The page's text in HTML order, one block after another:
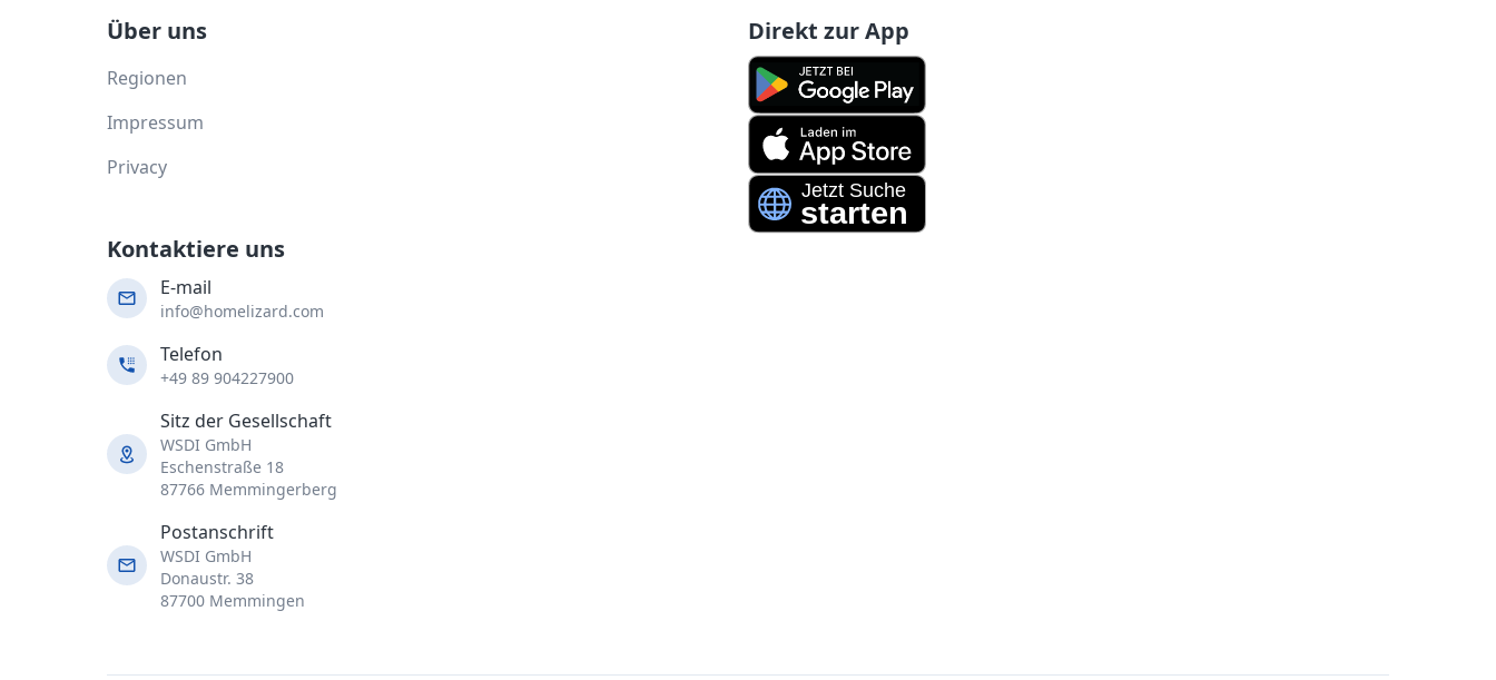
Über uns
Regionen
Impressum
Privacy
Direkt zur App
Kontaktiere uns
E-mail
info@homelizard.com
Telefon
+49 89 904227900
Sitz der Gesellschaft
WSDI GmbH
Eschenstraße 18
87766 Memmingerberg
Postanschrift
WSDI GmbH
Donaustr. 38
87700 Memmingen